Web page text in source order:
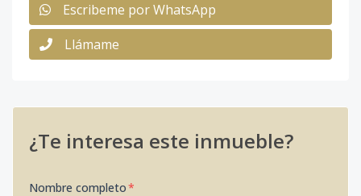
Escribeme por WhatsApp
Llámame
¿Te interesa este inmueble?
Nombre completo*